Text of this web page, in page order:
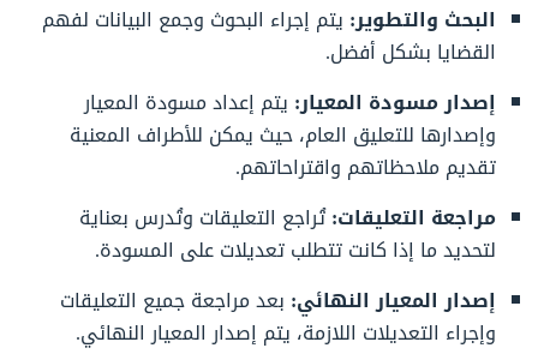
البحث والتطوير: يتم إجراء البحوث وجمع البيانات لفهم
القضايا بشكل أفضل.
إصدار مسودة المعيار: يتم إعداد مسودة المعيار
وإصدارها للتعليق العام، حيث يمكن للأطراف المعنية
تقديم ملاحظاتهم واقتراحاتهم.
مراجعة التعليقات:تُراجع التعليقات وتُدرس بعناية
لتحديد ما إذا كانت تتطلب تعديلات على المسودة.
إصدار المعيار النهائي: بعد مراجعة جميع التعليقات
وإجراء التعديلات اللازمة، يتم إصدار المعيار النهائي.